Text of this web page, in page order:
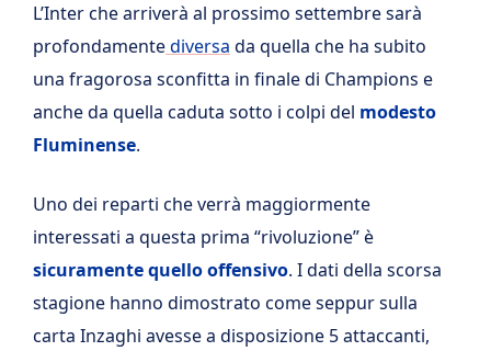
L’Inter che arriverà al prossimo settembre sarà
profondamentediversa da quella che ha subito
una fragorosa sconfitta in finale di Champions e
anche da quella caduta sotto i colpi del modesto
Fluminense.
Uno dei reparti che verrà maggiormente
interessati a questa prima “rivoluzione” è
sicuramente quello offensivo. I dati della scorsa
stagione hanno dimostrato come seppur sulla
carta Inzaghi avesse a disposizione 5 attaccanti,